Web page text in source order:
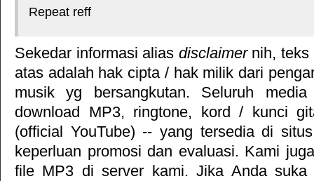
Repeat reff
Sekedar informasi alias disclaimernih, teks
atas adalah hak cipta / hak milik dari
musik yg bersangkutan. Seluruh
download MP3, ringtone, kord / kunci
(official YouTube) -- yang tersedia di
keperluan promosi dan evaluasi. Kami
file MP3 di server kami. Jika Anda